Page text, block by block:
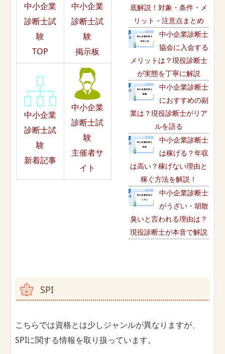
中小企業
診断士試
験
TOP
中小企業
診断士試
験
掲示板
中小企業
診断士試
験
新着記事
中小企業
診断士試
験
主催者サ
イト
底解説！対象・条件・メ
リット・注意点まとめ
中小企業診断士
協会に入会する
メリットは？現役診断士
が実態を丁寧に解説
中小企業診断士
におすすめの副
業は？現役診断士がリア
ルを語る
中小企業診断士
は稼げる？年収
は高い？稼げない理由と
稼ぐ方法を解説！
中小企業診断士
がうざい・胡散
臭いと言われる理由は？
現役診断士が本音で解説
SPI
こちらでは資格とは少しジャンルが異なりますが、
SPIに関する情報を取り扱っています。